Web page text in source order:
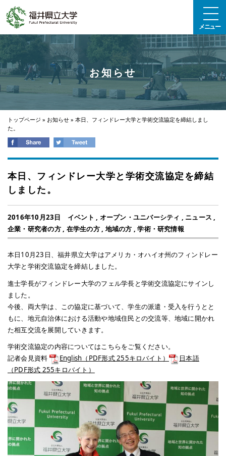
メニュー
お知らせ
トップページ » お知らせ » 本日、フィンドレー大学と学術交流協定を締結しまし
た。
本日、フィンドレー大学と学術交流協定を締結
しました。
2016年10月23日 イベント , オープン・ユニバーシティ , ニュース ,
企業・研究者の方, 在学生の方, 地域の方 ,学術・研究情報
本日10月23日、福井県立大学はアメリカ・オハイオ州のフィンドレー
大学と学術交流協定を締結しました。
進士学長がフィンドレー大学のフェル学長と学術交流協定にサインし
ました。
今後、両大学は、この協定に基づいて、学生の派遣・受入を行うとと
もに、地元自治体における活動や地域住民との交流等、地域に開かれ
た相互交流を展開していきます。
学術交流協定の内容についてはこちらをご覧ください。
記者会見資料
English（PDF形式 255キロバイト）
日本語
（PDF形式 255キロバイト）